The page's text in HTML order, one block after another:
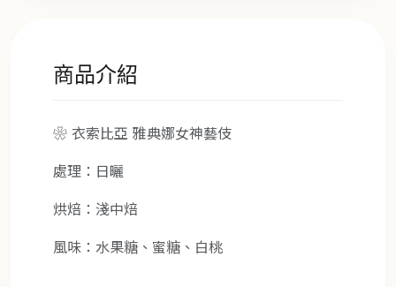
商品介紹
❀ 衣索比亞 雅典娜女神藝伎
處理：日曬
烘焙：淺中焙
風味：水果糖、蜜糖、白桃